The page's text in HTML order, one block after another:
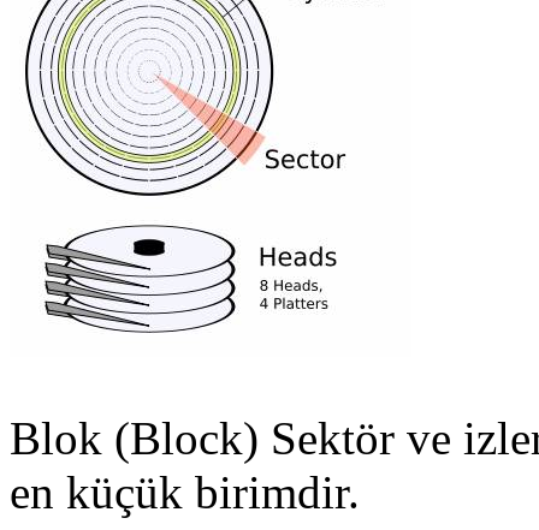
Blok (Block) Sektör ve
en küçük birimdir.